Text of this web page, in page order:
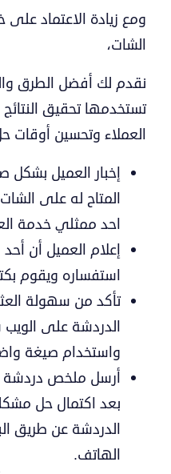
ومع زيادة الاعتماد
الشات،
نقدم لك أفضل الطرق
تستخدمها تحقيق
العملاء وتحسين أوقات
إخبار العميل بشكل
المتاح له على
احد ممثلي خدمة
إعلام العميل أن
استفساره ويقوم
تأكد من سهولة
الدردشة على الويب
واستخدام صيغة
أرسل ملخص دردشة
بعد اكتمال حل
الدردشة عن طريق
الهاتف.